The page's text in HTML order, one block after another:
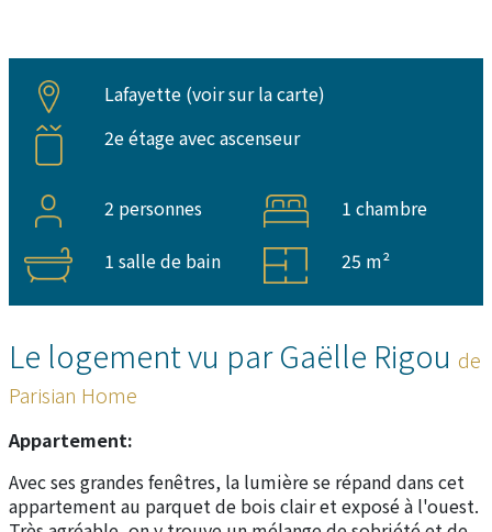
Lafayette (voir sur la carte)
2e étage avec ascenseur
2 personnes
1 chambre
1 salle de bain
25 m²
Le logement vu par Gaëlle Rigou de
Parisian Home
Appartement:
Avec ses grandes fenêtres, la lumière se répand dans cet
appartement au parquet de bois clair et exposé à l'ouest.